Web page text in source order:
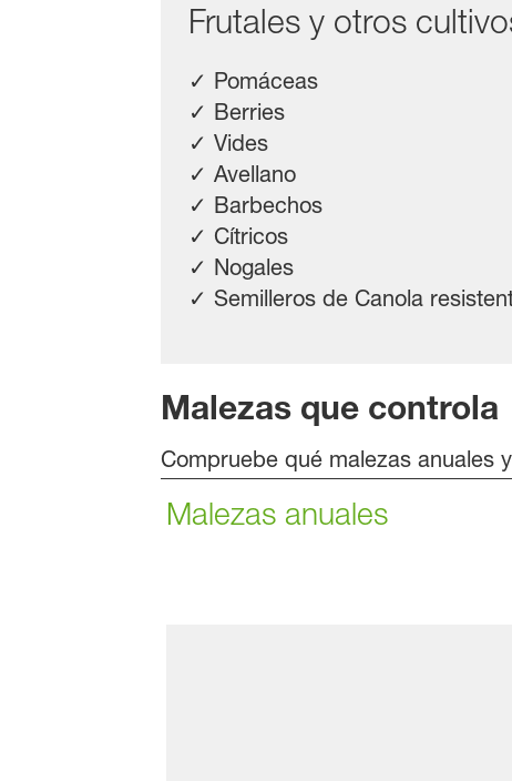
Frutales y otros
✓ Pomáceas
✓ Berries
✓ Vides
✓ Avellano
✓ Barbechos
✓ Cítricos
✓ Nogales
✓ Semilleros de Canola
Malezas que controla
Compruebe qué malezas anuales
Malezas anuales